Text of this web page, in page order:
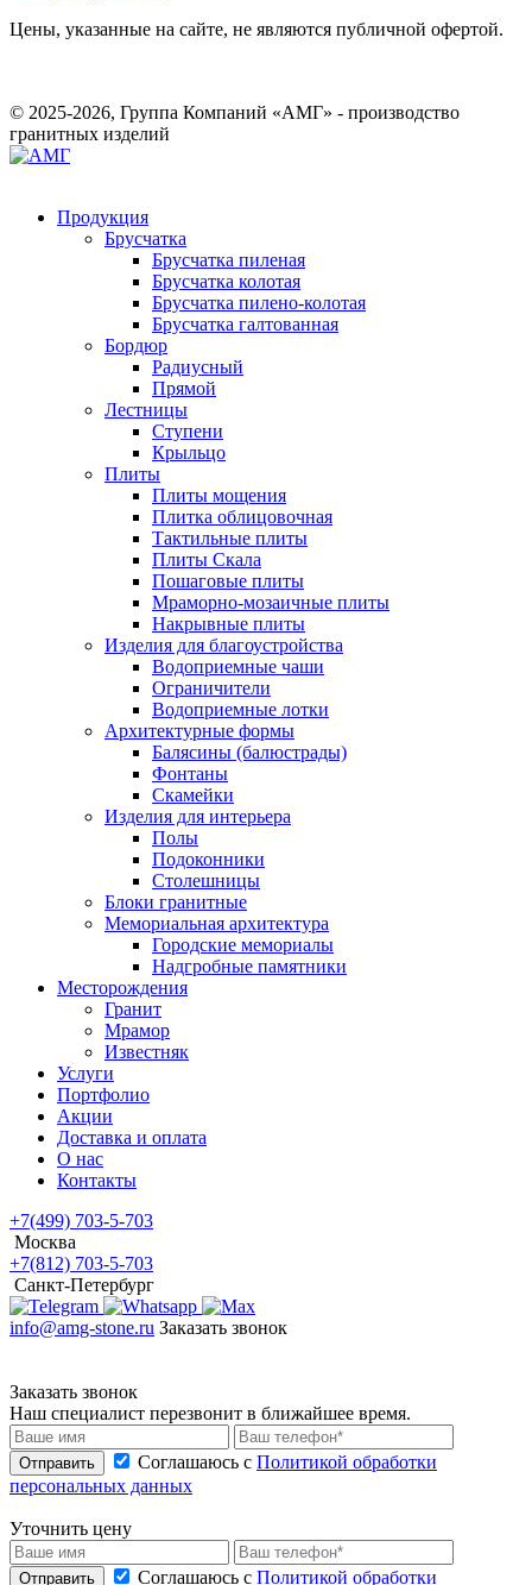
Цены, указанные на сайте, не являются публичной офертой.
© 2025-2026, Группа Компаний «АМГ» - производство
гранитных изделий
Продукция
Брусчатка
Брусчатка пиленая
Брусчатка колотая
Брусчатка пилено-колотая
Брусчатка галтованная
Бордюр
Радиусный
Прямой
Лестницы
Ступени
Крыльцо
Плиты
Плиты мощения
Плитка облицовочная
Тактильные плиты
Плиты Скала
Пошаговые плиты
Мраморно-мозаичные плиты
Накрывные плиты
Изделия для благоустройства
Водоприемные чаши
Ограничители
Водоприемные лотки
Архитектурные формы
Балясины (балюстрады)
Фонтаны
Скамейки
Изделия для интерьера
Полы
Подоконники
Столешницы
Блоки гранитные
Мемориальная архитектура
Городские мемориалы
Надгробные памятники
Месторождения
Гранит
Мрамор
Известняк
Услуги
Портфолио
Акции
Доставка и оплата
О нас
Контакты
+7(499) 703-5-703
Москва
+7(812) 703-5-703
Санкт-Петербург
info@amg-stone.ru Заказать звонок
Заказать звонок
Наш специалист перезвонит в ближайшее время.
Отправить Соглашаюсь с Политикой обработки
персональных данных
Уточнить цену
Отправить Соглашаюсь с Политикой обработки